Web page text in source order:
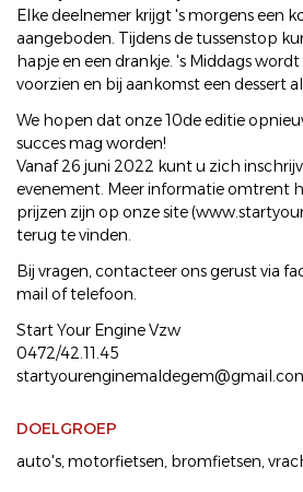
Elke deelnemer krijgt 's morgens een
aangeboden. Tijdens de tussenstop
hapje en een drankje. 's Middags
voorzien en bij aankomst een dessert
We hopen dat onze 10de editie
succes mag worden!
Vanaf 26 juni 2022 kunt u zich
evenement. Meer informatie omtrent
prijzen zijn op onze site
terug te vinden.
Bij vragen, contacteer ons gerust via
mail of telefoon.
Start Your Engine Vzw
0472/42.11.45
DOELGROEP
auto's motorfietsen bromfietsen